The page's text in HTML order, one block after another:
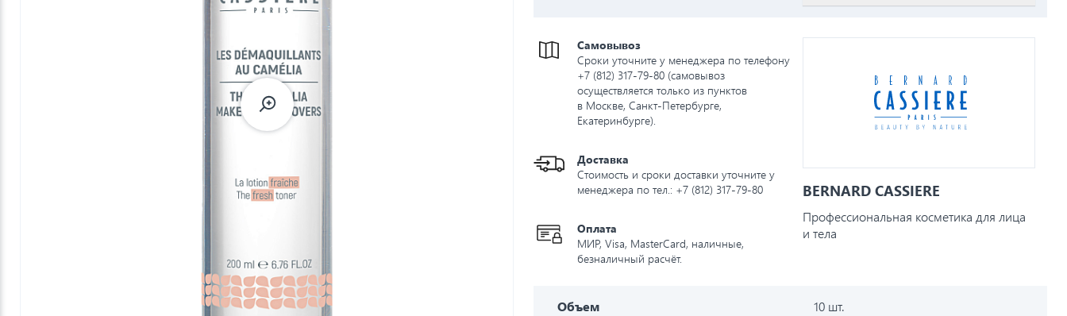
Самовывоз
Сроки уточните у менеджера по телефону
+7 (812) 317-79-80 (самовывоз
осуществляется только из пунктов
в Москве, Санкт-Петербурге,
Екатеринбурге).
Доставка
Стоимость и сроки доставки уточните у
менеджера по тел.: +7 (812) 317-79-80
Оплата
МИР, Visa, MasterCard, наличные,
безналичный расчёт.
BERNARD CASSIERE
Профессиональная косметика для лица
и тела
Объем 10 шт.